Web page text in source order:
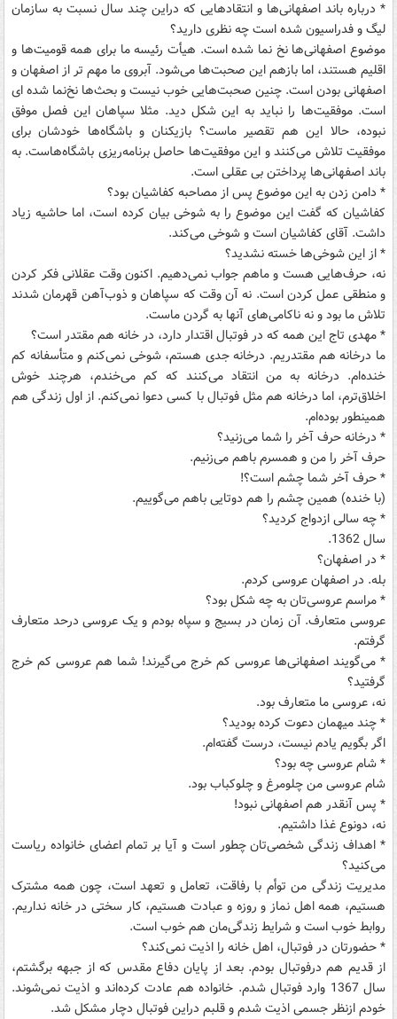
* درباره باند اصفهانی‌ها و انتقادهایی که دراین چند سال نسبت به سازمان
لیگ و فدراسیون شده است چه نظری دارید؟
موضوع اصفهانی‌ها نخ نما شده است. هیأت رئیسه ما برای همه قومیت‌ها و
اقلیم هستند، اما بازهم این صحبت‌ها می‌شود. آبروی ما مهم تر از اصفهان و
اصفهانی بودن است. چنین صحبت‌هایی خوب نیست و بحث‌ها نخ‌نما شده ای
است. موفقیت‌ها را نباید به این شکل دید. مثلا سپاهان این فصل موفق
نبوده، حالا این هم تقصیر ماست؟ بازیکنان و باشگاه‌ها خودشان برای
موفقیت تلاش می‌کنند و این موفقیت‌ها حاصل برنامه‌ریزی باشگاه‌هاست. به
باند اصفهانی‌ها پرداختن بی عقلی است.
* دامن زدن به این موضوع پس از مصاحبه کفاشیان بود؟
کفاشیان که گفت این موضوع را به شوخی بیان کرده است، اما حاشیه زیاد
داشت. آقای کفاشیان است و شوخی می‌کند.
* از این شوخی‌ها خسته نشدید؟
نه، حرف‌هایی هست و ماهم جواب نمی‌دهیم. اکنون وقت عقلانی فکر کردن
و منطقی عمل کردن است. نه آن وقت که سپاهان و ذوب‌آهن قهرمان شدند
تلاش ما بود و نه ناکامی‌های آنها به گردن ماست.
* مهدی تاج این همه که در فوتبال اقتدار دارد، در خانه هم مقتدر است؟
ما درخانه هم مقتدریم. درخانه جدی هستم، شوخی نمی‌کنم و متأسفانه کم
خنده‌ام. درخانه به من انتقاد می‌کنند که کم می‌خندم، هرچند خوش
اخلاق‌ترم، اما درخانه هم مثل فوتبال با کسی دعوا نمی‌کنم. از اول زندگی هم
همینطور بوده‌ام.
* درخانه حرف آخر را شما می‌زنید؟
حرف آخر را من و همسرم باهم می‌زنیم.
* حرف آخر شما چشم است؟!
(با خنده) همین چشم را هم دوتایی باهم می‌گوییم.
* چه سالی ازدواج کردید؟
سال 1362.
* در اصفهان؟
بله. در اصفهان عروسی کردم.
* مراسم عروسی‌تان به چه شکل بود؟
عروسی متعارف. آن زمان در بسیج و سپاه بودم و یک عروسی درحد متعارف
گرفتم.
* می‌گویند اصفهانی‌ها عروسی کم خرج می‌گیرند! شما هم عروسی کم خرج
گرفتید؟
نه، عروسی ما متعارف بود.
* چند میهمان دعوت کرده بودید؟
اگر بگویم یادم نیست، درست گفته‌ام.
* شام عروسی چه بود؟
شام عروسی من چلومرغ و چلوکباب بود.
* پس آنقدر هم اصفهانی نبود!
نه، دونوع غذا داشتیم.
* اهداف زندگی شخصی‌تان چطور است و آیا بر تمام اعضای خانواده ریاست
می‌کنید؟
مدیریت زندگی من توأم با رفاقت، تعامل و تعهد است، چون همه مشترک
هستیم، همه اهل نماز و روزه و عبادت هستیم، کار سختی در خانه نداریم.
روابط خوب است و شرایط زندگی‌مان هم خوب است.
* حضورتان در فوتبال، اهل خانه را اذیت نمی‌کند؟
از قدیم هم درفوتبال بودم. بعد از پایان دفاع مقدس که از جبهه برگشتم،
سال 1367 وارد فوتبال شدم. خانواده هم عادت کرده‌اند و اذیت نمی‌شوند.
خودم ازنظر جسمی اذیت شدم و قلبم دراین فوتبال دچار مشکل شد.